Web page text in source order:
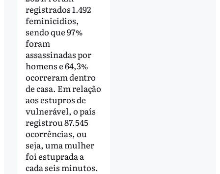
registrados 1.492
feminicídios,
sendo que 97%
foram
assassinadas por
homens e 64,3%
ocorreram dentro
de casa. Em relação
aos estupros de
vulnerável, o país
registrou 87.545
ocorrências, ou
seja, uma mulher
foi estuprada a
cada seis minutos.